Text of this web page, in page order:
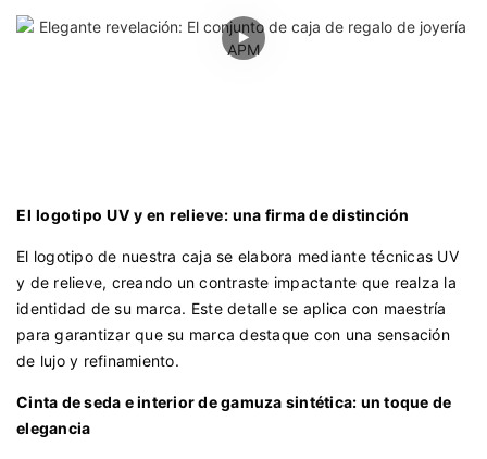
El logotipo UV y en relieve: una firma de distinción
El logotipo de nuestra caja se elabora mediante técnicas UV
y de relieve, creando un contraste impactante que realza la
identidad de su marca. Este detalle se aplica con maestría
para garantizar que su marca destaque con una sensación
de lujo y refinamiento.
Cinta de seda e interior de gamuza sintética: un toque de
elegancia